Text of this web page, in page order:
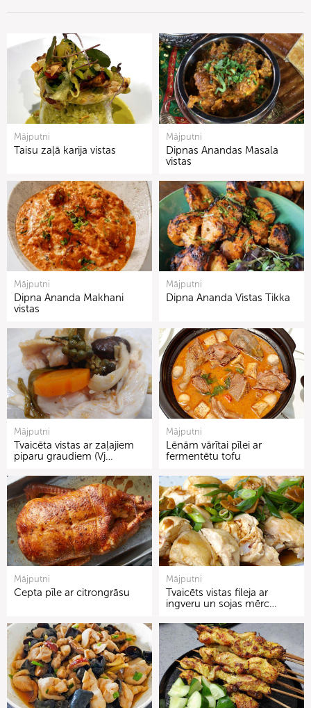
Mājputni
Taisu zaļā karija vistas
Mājputni
Dipnas Anandas Masala
vistas
Mājputni
Dipna Ananda Makhani
vistas
Mājputni
Dipna Ananda Vistas Tikka
Mājputni
Tvaicēta vistas ar zaļajiem
piparu graudiem (Vj…
Mājputni
Lēnām vārītai pīlei ar
fermentētu tofu
Mājputni
Cepta pīle ar citrongrāsu
Mājputni
Tvaicēts vistas fileja ar
ingveru un sojas mērc…